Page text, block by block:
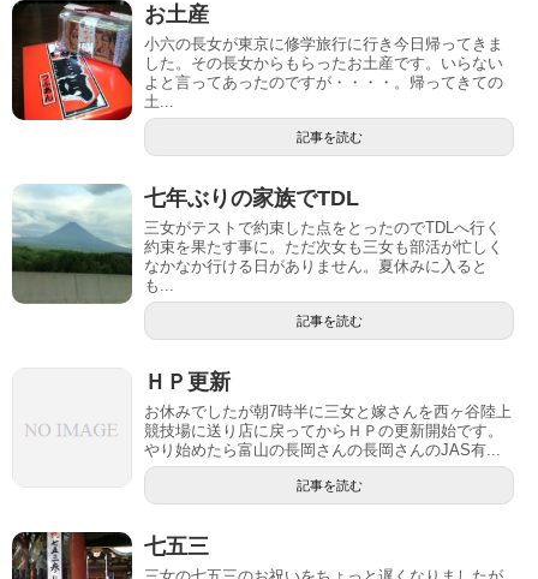
お土産
小六の長女が東京に修学旅行に行き今日帰ってきま
した。その長女からもらったお土産です。いらない
よと言ってあったのですが・・・・。帰ってきての
土...
記事を読む
七年ぶりの家族でTDL
三女がテストで約束した点をとったのでTDLへ行く
約束を果たす事に。ただ次女も三女も部活が忙しく
なかなか行ける日がありません。夏休みに入ると
も...
記事を読む
ＨＰ更新
お休みでしたが朝7時半に三女と嫁さんを西ヶ谷陸上
競技場に送り店に戻ってからＨＰの更新開始です。
やり始めたら富山の長岡さんの長岡さんのJAS有...
記事を読む
七五三